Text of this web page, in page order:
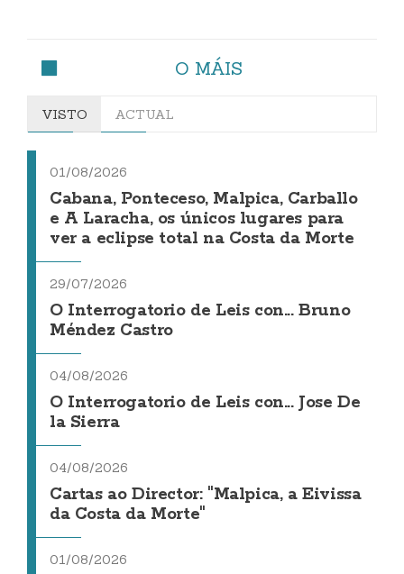
O MÁIS
VISTO ACTUAL
01/08/2026
Cabana, Ponteceso, Malpica, Carballo
e A Laracha, os únicos lugares para
ver a eclipse total na Costa da Morte
29/07/2026
O Interrogatorio de Leis con... Bruno
Méndez Castro
04/08/2026
O Interrogatorio de Leis con... Jose De
la Sierra
04/08/2026
Cartas ao Director: "Malpica, a Eivissa
da Costa da Morte"
01/08/2026